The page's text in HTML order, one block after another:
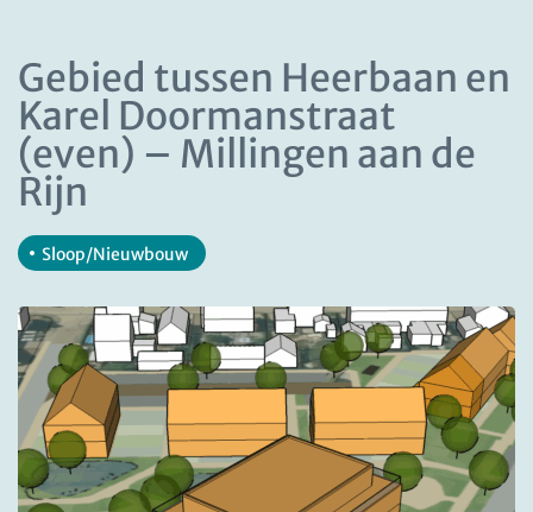
Gebied tussen Heerbaan en
Karel Doormanstraat
(even) – Millingen aan de
Rijn
Sloop/Nieuwbouw